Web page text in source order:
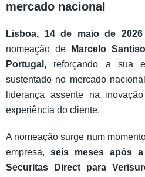
mercado nacional
Lisboa, 14 de maio de 2026
nomeação de
Marcelo Santiso
Portugal, reforçando a sua
sustentado no mercado
liderança assente na
experiência do cliente.
A nomeação surge num
empresa, seis meses após
Securitas Direct para